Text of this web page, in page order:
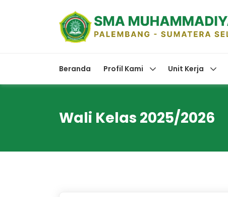
Beranda Profil Kami Unit Kerja
Wali Kelas 2025/2026